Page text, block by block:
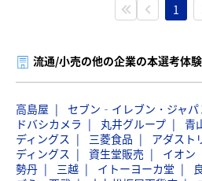
1
流通/小売の他の企業の本選考体
高島屋 セブン‐イレブン・ジャパ
ドバシカメラ
丸井グループ 青
ディングス
三菱食品 アダスト
ディングス
資生堂販売 イオン
勢丹
三越 イトーヨーカ堂